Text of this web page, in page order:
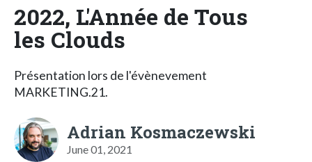
2022, L'Année de Tous
les Clouds
Présentation lors de l'évènevement
MARKETING.21.
Adrian Kosmaczewski
June 01, 2021